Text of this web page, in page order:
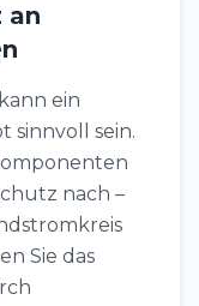
an
ein
sinnvoll sein.
nach –
Sie das